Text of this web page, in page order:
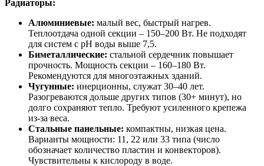
Радиаторы:
Алюминиевые: малый вес, быстрый нагрев.
Теплоотдача одной секции – 150–200 Вт. Не подходят
для систем с pH воды выше 7,5.
Биметаллические: стальной сердечник повышает
прочность. Мощность секции – 160–180 Вт.
Рекомендуются для многоэтажных зданий.
Чугунные: инерционны, служат 30–40 лет.
Разогреваются дольше других типов (30+ минут), но
долго сохраняют тепло. Требуют усиленного крепежа
из-за веса.
Стальные панельные: компактны, низкая цена.
Варианты мощности: 11, 22 или 33 типа (число
обозначает количество пластин и конвекторов).
Чувствительны к кислороду в воде.